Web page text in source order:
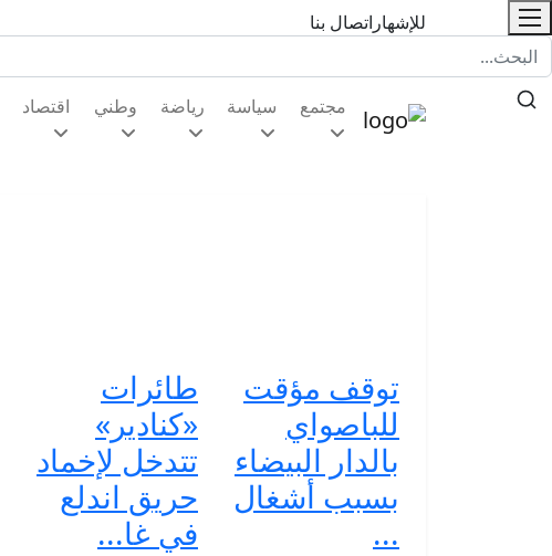
للإشهار اتصال بنا
مجتمع سياسة رياضة وطني اقتصاد
توقف مؤقت
للباصواي
بالدار البيضاء
بسبب أشغال
...
طائرات
«كنادير»
تتدخل لإخماد
حريق اندلع
في غا...